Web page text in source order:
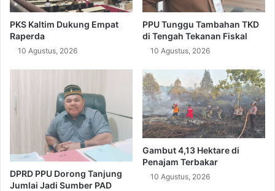
PKS Kaltim Dukung Empat
Raperda
10 Agustus, 2026
PPU Tunggu Tambahan TKD
di Tengah Tekanan Fiskal
10 Agustus, 2026
DPRD PPU Dorong Tanjung
Jumlai Jadi Sumber PAD
Gambut 4,13 Hektare di
Penajam Terbakar
10 Agustus, 2026